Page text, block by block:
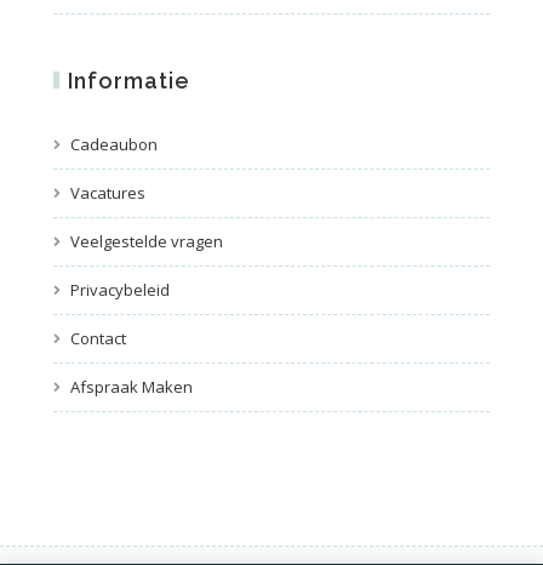
Informatie
Cadeaubon
Vacatures
Veelgestelde vragen
Privacybeleid
Contact
Afspraak Maken